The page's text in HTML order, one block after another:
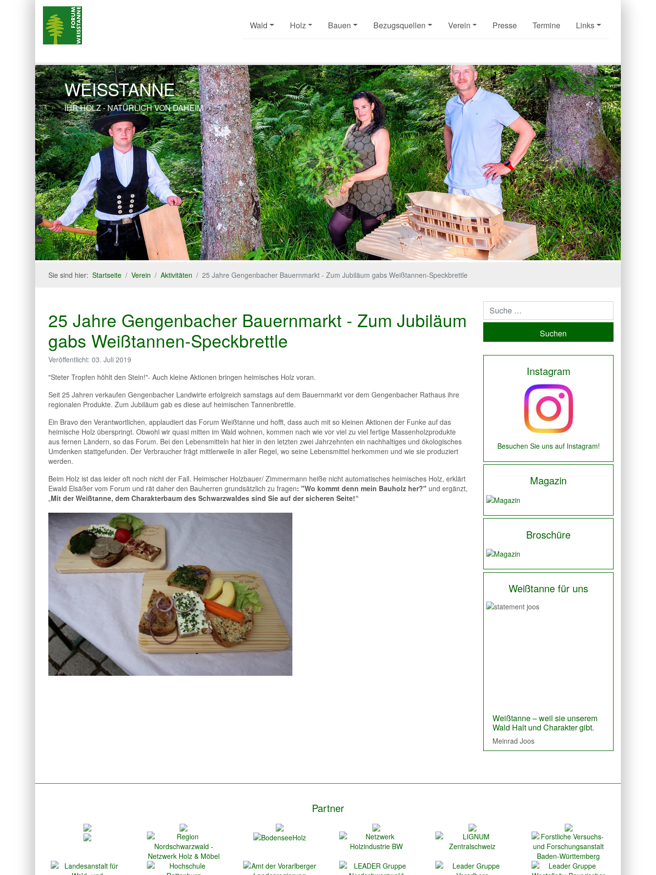
Wald Holz Bauen Bezugsquellen Verein Presse Termine Links
WEISSTANNE
IHR HOLZ - NATÜRLICH VON DAHEIM
Previous Next
Sie sind hier:Startseite Verein Aktivitäten 25 Jahre Gengenbacher Bauernmarkt - Zum Jubiläum gabs Weißtannen-Speckbrettle
25 Jahre Gengenbacher Bauernmarkt - Zum Jubiläum
gabs Weißtannen-Speckbrettle
Veröffentlicht: 03. Juli 2019
"Steter Tropfen höhlt den Stein!"- Auch kleine Aktionen bringen heimisches Holz voran.
Seit 25 Jahren verkaufen Gengenbacher Landwirte erfolgreich samstags auf dem Bauernmarkt vor dem Gengenbacher Rathaus ihre
regionalen Produkte. Zum Jubiläum gab es diese auf heimischen Tannenbrettle.
Ein Bravo den Verantwortlichen, applaudiert das Forum Weißtanne und hofft, dass auch mit so kleinen Aktionen der Funke auf das
heimische Holz überspringt. Obwohl wir quasi mitten im Wald wohnen, kommen nach wie vor viel zu viel fertige Massenholzprodukte
aus fernen Ländern, so das Forum. Bei den Lebensmitteln hat hier in den letzten zwei Jahrzehnten ein nachhaltiges und ökologisches
Umdenken stattgefunden. Der Verbraucher frägt mittlerweile in aller Regel, wo seine Lebensmittel herkommen und wie sie produziert
werden.
Beim Holz ist das leider oft noch nicht der Fall. Heimischer Holzbauer/ Zimmermann heiße nicht automatisches heimisches Holz, erklärt
Ewald Elsäßer vom Forum und rät daher den Bauherren grundsätzlich zu fragen: "Wo kommt denn mein Bauholz her?" und ergänzt,
„Mit der Weißtanne, dem Charakterbaum des Schwarzwaldes sind Sie auf der sicheren Seite!“
Suchen
Instagram
Besuchen Sie uns auf Instagram!
Magazin
Broschüre
Weißtanne für uns
Weißtanne – weil sie unserem
Wald Halt und Charakter gibt.
Meinrad Joos
Holz um modern, edel, zeitlos zu
bauen.
Manuel Echtle
Partner